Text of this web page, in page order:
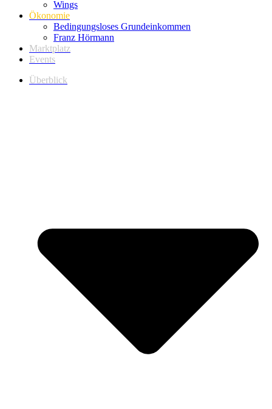
Wings
Ökonomie
Bedingungsloses Grundeinkommen
Franz Hörmann
Marktplatz
Events
Überblick